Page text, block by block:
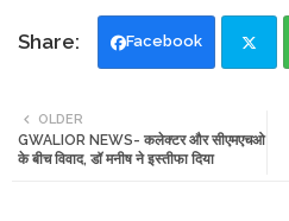
Facebook
tte
OLDER
GWALIOR NEWS- कलेक्टर और सीएमएचओ
के बीच विवाद, डॉ मनीष ने इस्तीफा दिया